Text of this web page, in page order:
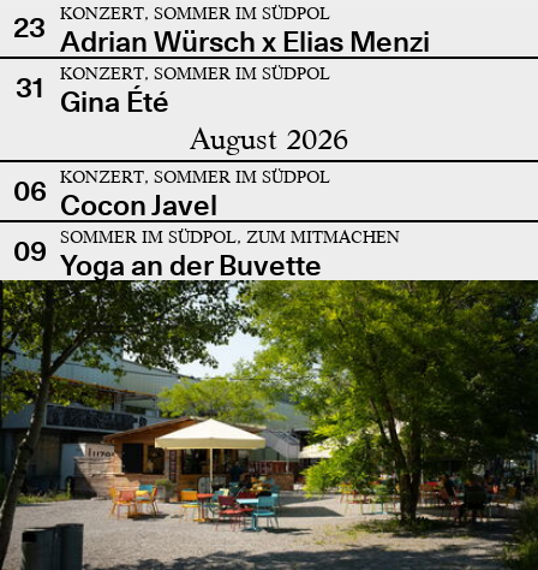
23
KONZERT, SOMMER IM SÜDPOL
Adrian Würsch x Elias Menzi
31
KONZERT, SOMMER IM SÜDPOL
Gina Été
August 2026
06 KONZERT, SOMMER IM SÜDPOL
Cocon Javel
09
SOMMER IM SÜDPOL, ZUM MITMACHEN
Yoga an der Buvette